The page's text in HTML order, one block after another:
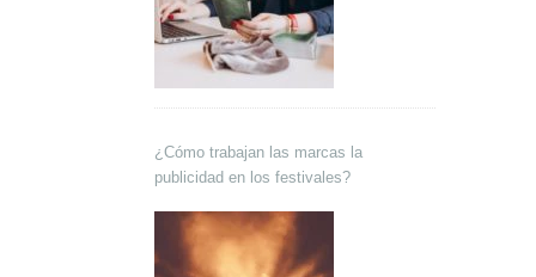
¿Cómo trabajan las marcas la
publicidad en los festivales?